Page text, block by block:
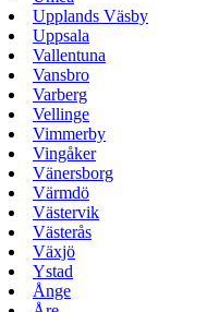
Upplands Väsby
Uppsala
Vallentuna
Vansbro
Varberg
Vellinge
Vimmerby
Vingåker
Vänersborg
Värmdö
Västervik
Västerås
Växjö
Ystad
Ånge